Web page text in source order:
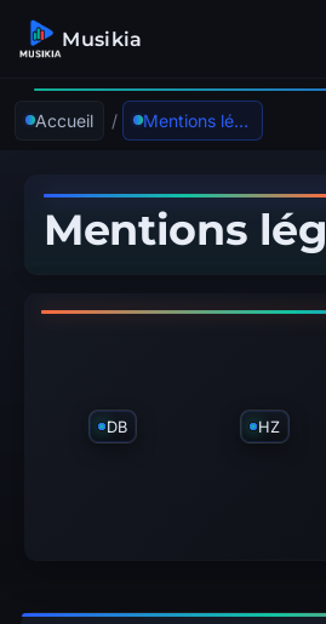
Musikia
Accueil / Mentions légales
Mentions
DB HZ